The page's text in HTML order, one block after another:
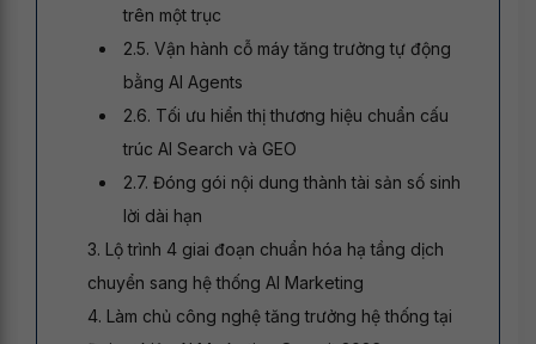
trên một trục
2.5. Vận hành cỗ máy tăng trưởng tự động
bằng AI Agents
2.6. Tối ưu hiển thị thương hiệu chuẩn cấu
trúc AI Search và GEO
2.7. Đóng gói nội dung thành tài sản số sinh
lời dài hạn
3. Lộ trình 4 giai đoạn chuẩn hóa hạ tầng dịch
chuyển sang hệ thống AI Marketing
4. Làm chủ công nghệ tăng trưởng hệ thống tại